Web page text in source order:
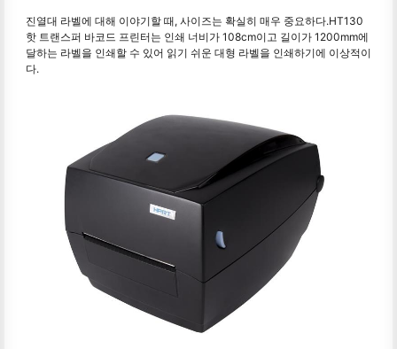
진열대 라벨에 대해 이야기할 때, 사이즈는 확실히 매우 중요하다.HT130
핫 트랜스퍼 바코드 프린터는 인쇄 너비가 108cm이고 길이가 1200mm에
달하는 라벨을 인쇄할 수 있어 읽기 쉬운 대형 라벨을 인쇄하기에 이상적이
다.